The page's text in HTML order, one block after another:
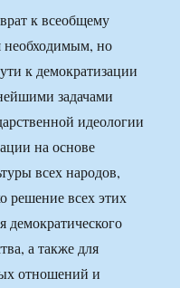
к всеобщему
необходимым, но
к демократизации
задачами
идеологии
на основе
всех народов,
всех этих
демократического
а также для
отношений и